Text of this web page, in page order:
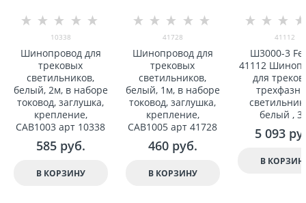
10338
Шинопровод для
трековыx
светильников,
белый, 2м, в наборе
токовод, заглушка,
крепление,
CAB1003 арт 10338
585 руб.
В КОРЗИНУ
41728
Шинопровод для
трековыx
светильников,
белый, 1м, в наборе
токовод, заглушка,
крепление,
CAB1005 арт 41728
460 руб.
В КОРЗИНУ
41112
Ш3000-3
41112
для
белый ,
5 093
В